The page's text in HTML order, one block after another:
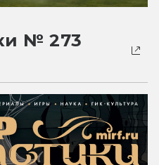
№ 273